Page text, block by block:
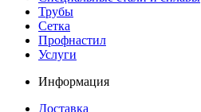
Трубы
Сетка
Профнастил
Услуги
Информация
Доставка